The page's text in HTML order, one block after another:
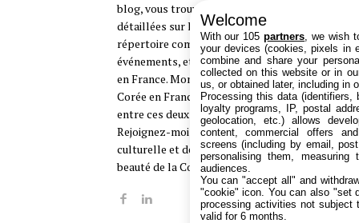
blog, vous trouverez des informations
détaillées sur la Corée, mais aussi un
répertoire complet des boutiques,
événements, et associations coréennes
en France. Mon objectif ? Faire briller la
Corée en France et construire un pont
entre ces deux cultures que j'aime tant.
Rejoignez-moi dans cette aventure
culturelle et découvrons ensemble la
beauté de la Corée française !
Welcome
With our 105partners, we wish
your devices (cookies, pixels in
combine and share your
collected on this website or in
us, or obtained later, including in
Processing this data (identifiers,
loyalty programs, IP, postal
geolocation, etc.) allows
content, commercial offers
screens (including by email,
personalising them, measuring
audiences.
You can "accept all" and
"cookie" icon. You can also "set
processing activities not subject
valid for 6 months.